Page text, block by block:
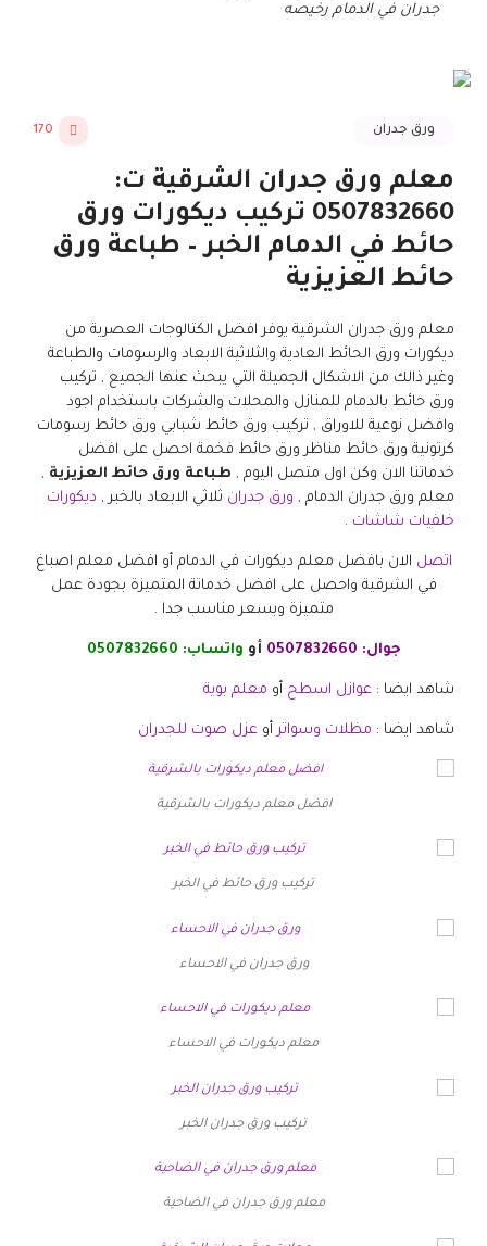
جدران في الدمام رخيصه
ورق جدران 170
معلم ورق جدران الشرقية ت:
0507832660 تركيب ديكورات ورق
حائط في الدمام الخبر – طباعة ورق
حائط العزيزية
معلم ورق جدران الشرقية يوفر افضل الكتالوجات العصرية من
ديكورات ورق الحائط العادية والثلاثية الابعاد والرسومات والطباعة
وغير ذالك من الاشكال الجميلة التي يبحث عنها الجميع , تركيب
ورق حائط بالدمام للمنازل والمحلات والشركات باستخدام اجود
وافضل نوعية للاوراق , تركيب ورق حائط شبابي ورق حائط رسومات
كرتونية ورق حائط مناظر ورق حائط فخمة احصل على افضل
خدماتنا الان وكن اول متصل اليوم , طباعة ورق حائط العزيزية ,
معلم ورق جدران الدمام , ورق جدران ثلاثي الابعاد بالخبر , ديكورات
خلفيات شاشات .
اتصل الان بافضل معلم ديكورات في الدمام أو افضل معلم اصباغ
في الشرقية واحصل على افضل خدماتة المتميزة بجودة عمل
متميزة وبسعر مناسب جدا .
جوال: 0507832660 أو واتساب: 0507832660
شاهد ايضا : عوازل اسطح أو معلم بوية
شاهد ايضا : مظلات وسواتر أو عزل صوت للجدران
افضل معلم ديكورات بالشرقية
تركيب ورق حائط في الخبر
ورق جدران في الاحساء
معلم ديكورات في الاحساء
تركيب ورق جدران الخبر
معلم ورق جدران في الضاحية